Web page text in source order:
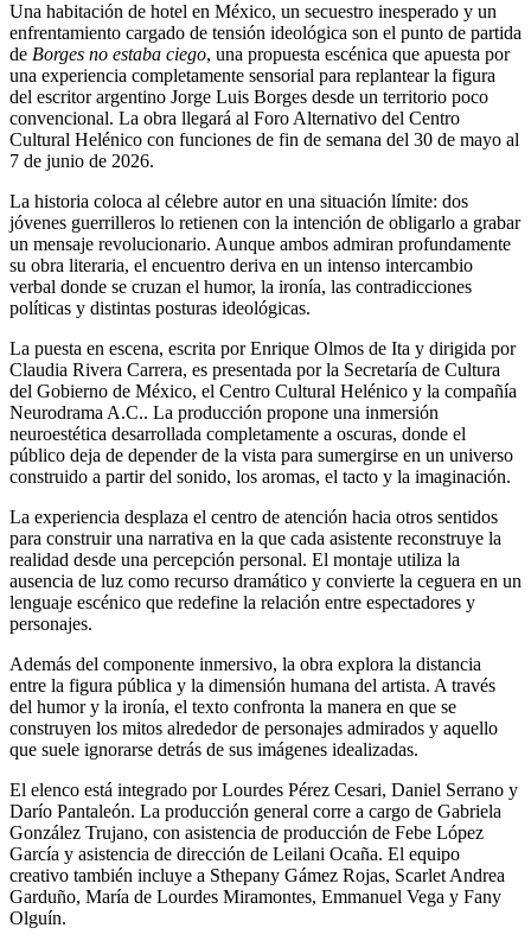
Una habitación de hotel en México, un secuestro inesperado y un
enfrentamiento cargado de tensión ideológica son el punto de partida
de Borges no estaba ciego, una propuesta escénica que apuesta por
una experiencia completamente sensorial para replantear la figura
del escritor argentino Jorge Luis Borges desde un territorio poco
convencional. La obra llegará al Foro Alternativo del Centro
Cultural Helénico con funciones de fin de semana del 30 de mayo al
7 de junio de 2026.
La historia coloca al célebre autor en una situación límite: dos
jóvenes guerrilleros lo retienen con la intención de obligarlo a grabar
un mensaje revolucionario. Aunque ambos admiran profundamente
su obra literaria, el encuentro deriva en un intenso intercambio
verbal donde se cruzan el humor, la ironía, las contradicciones
políticas y distintas posturas ideológicas.
La puesta en escena, escrita por Enrique Olmos de Ita y dirigida por
Claudia Rivera Carrera, es presentada por la Secretaría de Cultura
del Gobierno de México, el Centro Cultural Helénico y la compañía
Neurodrama A.C.. La producción propone una inmersión
neuroestética desarrollada completamente a oscuras, donde el
público deja de depender de la vista para sumergirse en un universo
construido a partir del sonido, los aromas, el tacto y la imaginación.
La experiencia desplaza el centro de atención hacia otros sentidos
para construir una narrativa en la que cada asistente reconstruye la
realidad desde una percepción personal. El montaje utiliza la
ausencia de luz como recurso dramático y convierte la ceguera en un
lenguaje escénico que redefine la relación entre espectadores y
personajes.
Además del componente inmersivo, la obra explora la distancia
entre la figura pública y la dimensión humana del artista. A través
del humor y la ironía, el texto confronta la manera en que se
construyen los mitos alrededor de personajes admirados y aquello
que suele ignorarse detrás de sus imágenes idealizadas.
El elenco está integrado por Lourdes Pérez Cesari, Daniel Serrano y
Darío Pantaleón. La producción general corre a cargo de Gabriela
González Trujano, con asistencia de producción de Febe López
García y asistencia de dirección de Leilani Ocaña. El equipo
creativo también incluye a Sthepany Gámez Rojas, Scarlet Andrea
Garduño, María de Lourdes Miramontes, Emmanuel Vega y Fany
Olguín.